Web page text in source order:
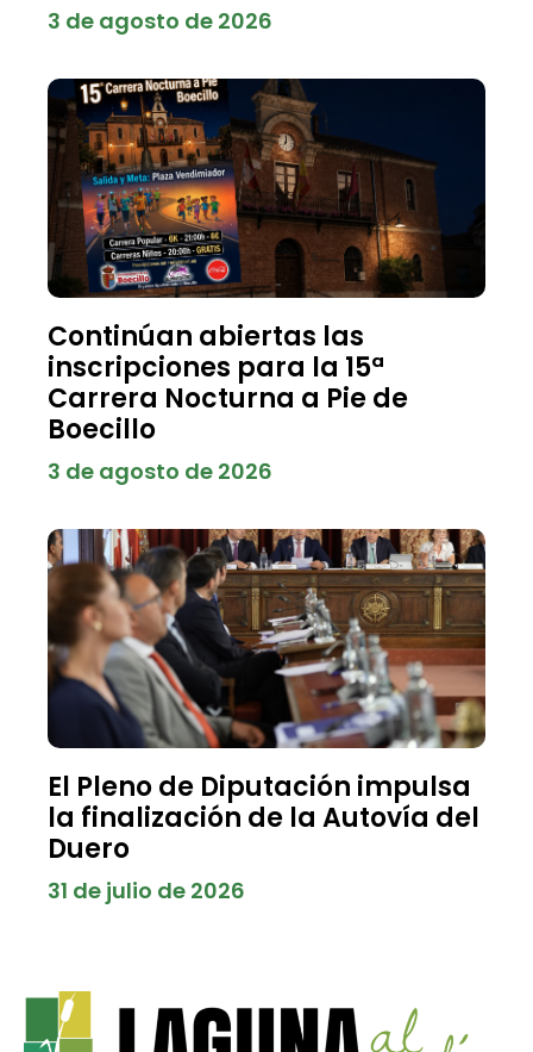
3 de agosto de 2026
Continúan abiertas las
inscripciones para la 15ª
Carrera Nocturna a Pie de
Boecillo
3 de agosto de 2026
El Pleno de Diputación impulsa
la finalización de la Autovía del
Duero
31 de julio de 2026